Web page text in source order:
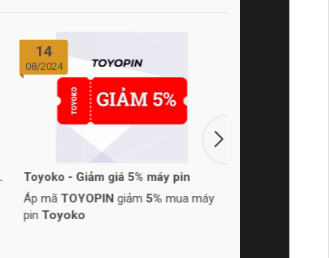
14
08/2024
Toyoko - Giảm giá 5% máy pin
Áp mãTOYOPIN giảm 5%mua máy
pinToyoko